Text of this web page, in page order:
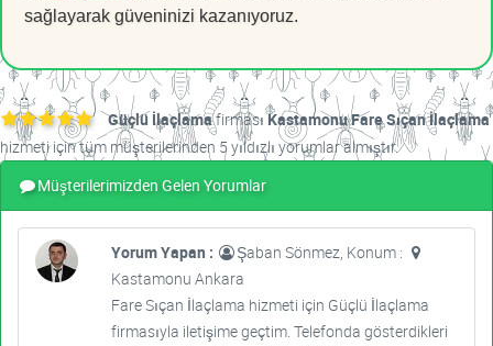
sağlayarak güveninizi kazanıyoruz.
Güçlü İlaçlamafirmasıKastamonu Fare Sıçan İlaçlama
hizmeti için tüm müşterilerinden 5 yıldızlı yorumlar almıştır.
Müşterilerimizden Gelen Yorumlar
Yorum Yapan :
Şaban Sönmez, Konum :
Kastamonu Ankara
Fare Sıçan İlaçlama hizmeti için Güçlü İlaçlama
firmasıyla iletişime geçtim. Telefonda gösterdikleri